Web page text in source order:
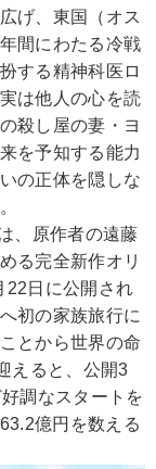
げ、東国（オス
間にわたる冷戦
する精神科医ロ
は他人の心を読
殺し屋の妻・ヨ
を予知する能力
の正体を隠しな
、原作者の遠藤
る完全新作オリ
22日に公開され
初の家族旅行に
とから世界の命
えると、公開3
調なスタートを
億円を数える